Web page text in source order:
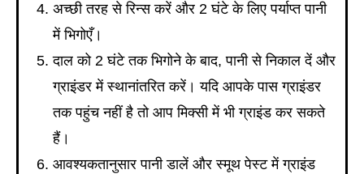
अच्छी तरह से रिन्स करें और 2 घंटे के लिए पर्याप्त पानी
में भिगोएँ।
दाल को 2 घंटे तक भिगोने के बाद, पानी से निकाल दें और
ग्राइंडर में स्थानांतरित करें। यदि आपके पास ग्राइंडर
तक पहुंच नहीं है तो आप मिक्सी में भी ग्राइंड कर सकते
हैं।
आवश्यकतानुसार पानी डालें और स्मूथ पेस्ट में ग्राइंड